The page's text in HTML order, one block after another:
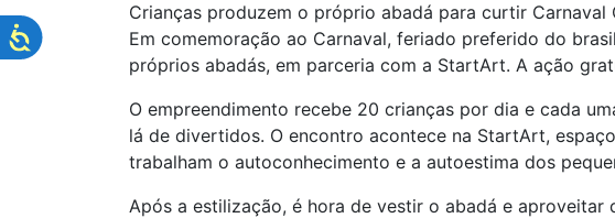
Crianças produzem o próprio abadá para curtir Carnaval
Em comemoração ao Carnaval, feriado preferido do
próprios abadás, em parceria com a StartArt. A ação
O empreendimento recebe 20 crianças por dia e cada
lá de divertidos. O encontro acontece na StartArt,
trabalham o autoconhecimento e a autoestima dos
Após a estilização, é hora de vestir o abadá e